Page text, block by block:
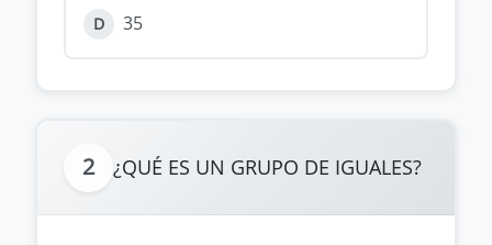
D 35
2 ¿QUÉ ES UN GRUPO DE IGUALES?